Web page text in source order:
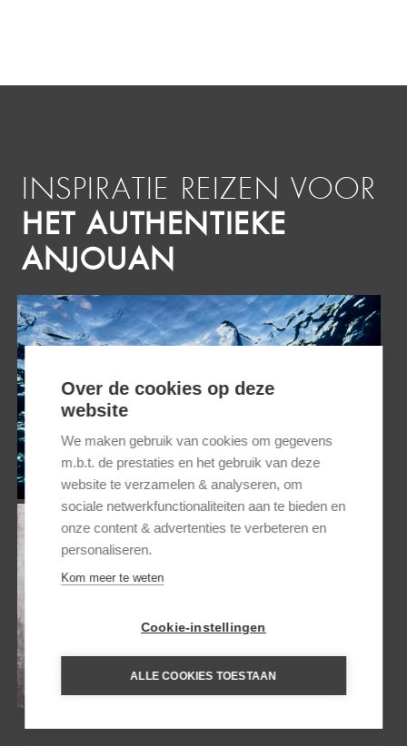
INSPIRATIE REIZEN VOOR
HET AUTHENTIEKE
ANJOUAN
RONDREIS GRANDE COMORE
EN MOHÉLI
RONDREIS GRANDE
COMORE, MOHÉLI EN
ANJOUAN
Over de cookies op deze
website
We maken gebruik van cookies om gegevens
m.b.t. de prestaties en het gebruik van deze
website te verzamelen & analyseren, om
sociale netwerkfunctionaliteiten aan te bieden en
onze content & advertenties te verbeteren en
personaliseren.
Kom meer te weten
Cookie-instellingen
ALLE COOKIES TOESTAAN